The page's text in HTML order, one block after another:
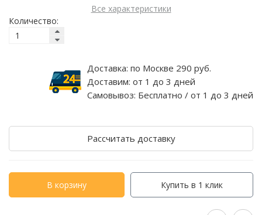
Все характеристики
Количество:
Доставка: по Москве 290 руб.
Доставим: от 1 до 3 дней
Самовывоз: Бесплатно / от 1 до 3 дней
Рассчитать доставку
В корзину Купить в 1 клик